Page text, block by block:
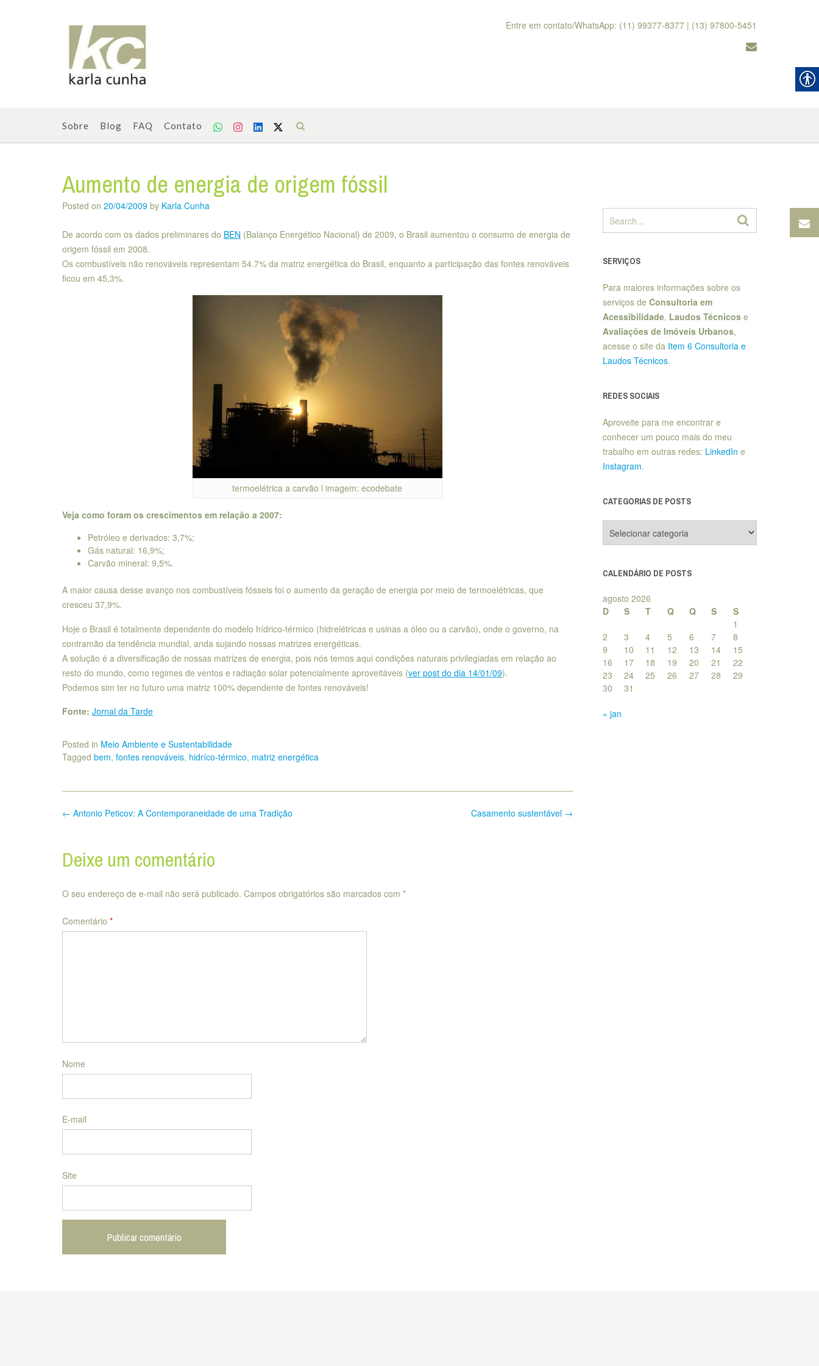
Entre em contato/WhatsApp: (11) 99377-8377 | (13) 97800-5451
Sobre Blog FAQ Contato
Aumento de energia de origem fóssil
Posted on 20/04/2009 by Karla Cunha
De acordo com os dados preliminares do BEN (Balanço Energético Nacional) de 2009, o Brasil aumentou o consumo de energia de
origem fóssil em 2008.
Os combustíveis não renováveis representam 54.7% da matriz energética do Brasil, enquanto a participação das fontes renováveis
ficou em 45,3%.
termoelétrica a carvão l imagem: ecodebate
Veja como foram os crescimentos em relação a 2007:
Petróleo e derivados: 3,7%;
Gás natural: 16,9%;
Carvão mineral: 9,5%.
A maior causa desse avanço nos combustíveis fósseis foi o aumento da geração de energia por meio de termoelétricas, que
cresceu 37,9%.
Hoje o Brasil é totalmente dependente do modelo hídrico-térmico (hidrelétricas e usinas a óleo ou a carvão), onde o governo, na
contramão da tendência mundial, anda sujando nossas matrizes energéticas.
A solução é a diversificação de nossas matrizes de energia, pois nós temos aqui condições naturais privilegiadas em relação ao
resto do mundo, como regimes de ventos e radiação solar potencialmente aproveitáveis (ver post do dia 14/01/09).
Podemos sim ter no futuro uma matriz 100% dependente de fontes renováveis!
Fonte: Jornal da Tarde
Posted in Meio Ambiente e Sustentabilidade
Tagged bem, fontes renováveis, hidríco-térmico, matriz energética
Post
Casamento sustentável →
← Antonio Peticov: A Contemporaneidade de uma Tradição
Deixe um comentário
O seu endereço de e-mail não será publicado. Campos obrigatórios são marcados com *
Comentário *
Nome
E-mail
Site
SERVIÇOS
Para maiores informações sobre os
serviços de Consultoria em
Acessibilidade, Laudos Técnicose
Avaliações de Imóveis Urbanos,
acesse o site da Item 6 Consultoria e
Laudos Técnicos.
REDES SOCIAIS
Aproveite para me encontrar e
conhecer um pouco mais do meu
trabalho em outras redes: LinkedIn e
Instagram.
CATEGORIAS DE POSTS
de
CALENDÁRIO DE POSTS
agosto 2026
D
S T Q Q S
S
1
2
3 4 5 6 7
8
9
10 11 12 13 14
15
16
17 18 19 20 21
22
23
24 25 26 27 28
29
30
31
« jan